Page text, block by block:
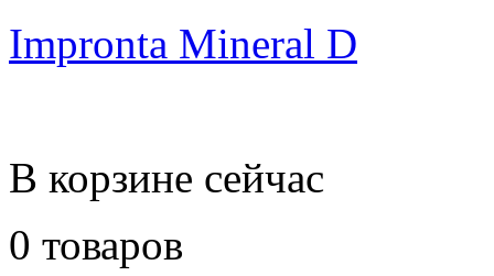
Impronta Mineral D
В корзине сейчас
0 товаров